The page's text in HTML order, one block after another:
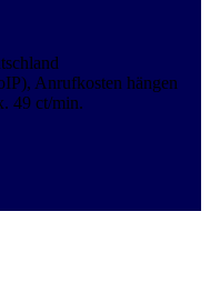
Anrufkosten hängen
49 ct/min.